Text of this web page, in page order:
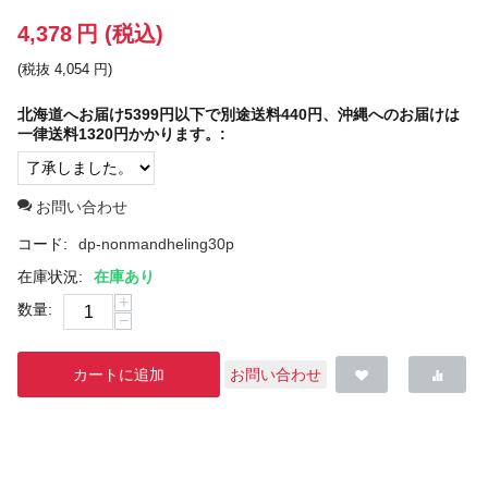
4,378 円 (税込)
(税抜 4,054 円)
北海道へお届け5399円以下で別途送料440円、沖縄へのお届けは
一律送料1320円かかります。:
お問い合わせ
コード:
dp-nonmandheling30p
在庫状況:
在庫あり
数量:
+
−
カートに追加 お問い合わせ